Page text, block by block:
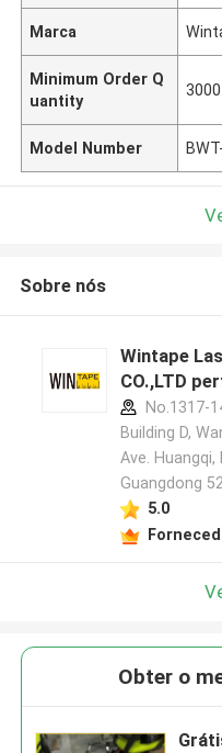
Marca
Minimum Order Q
uantity
3000
Model Number
Sobre nós
Wintape
CO.,LTD
No.1317-
Building D,
Ave. Huangqi,
Guangdong
5.0
Obter o